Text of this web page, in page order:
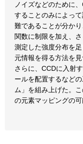
ノイズなどのために
することのみによっ
難であることが分か
関数に制限を加え、
測定した強度分布を
元情報を得る方法を
さらに、CCDに入射
ールを配置するなど
ム」を組み上げた。
の元素マッピングの